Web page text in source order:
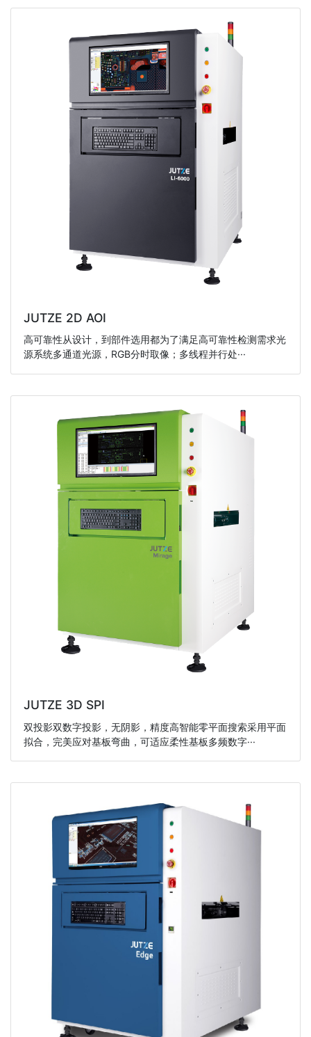
JUTZE 2D AOI
高可靠性从设计，到部件选用都为了满足高可靠性检测需求光
源系统多通道光源，RGB分时取像；多线程并行处···
JUTZE 3D SPI
双投影双数字投影，无阴影，精度高智能零平面搜索采用平面
拟合，完美应对基板弯曲，可适应柔性基板多频数字···